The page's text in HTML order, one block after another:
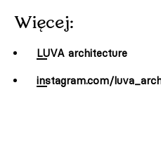
Więcej:
LUVA architecture
instagram.com/